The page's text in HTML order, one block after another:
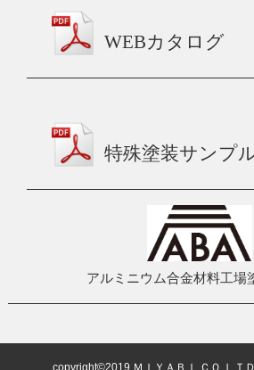
WEBカタログ
特殊塗装サンプ
アルミニウム合金材料工場
copyright©2019 ＭＩＹＡＢＩ ＣＯ,ＬＴ